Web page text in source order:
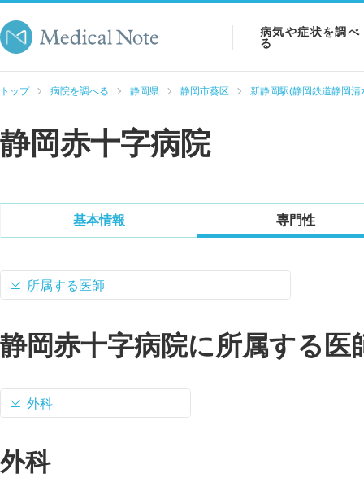
病気や症状を調べ
る
トップ 病院を調べる 静岡県 静岡市葵区 新静岡駅(静岡鉄道静岡清
静岡赤十字病院
基本情報 専門性
所属する医師
静岡赤十字病院に所属する医
外科
外科